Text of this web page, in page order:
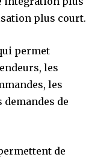
plus court.
permet
les
les
demandes de
de